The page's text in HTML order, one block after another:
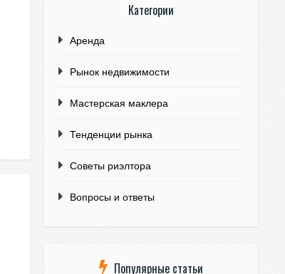
Категории
Аренда
Рынок недвижимости
Мастерская маклера
Тенденции рынка
Советы риэлтора
Вопросы и ответы
Популярные статьи